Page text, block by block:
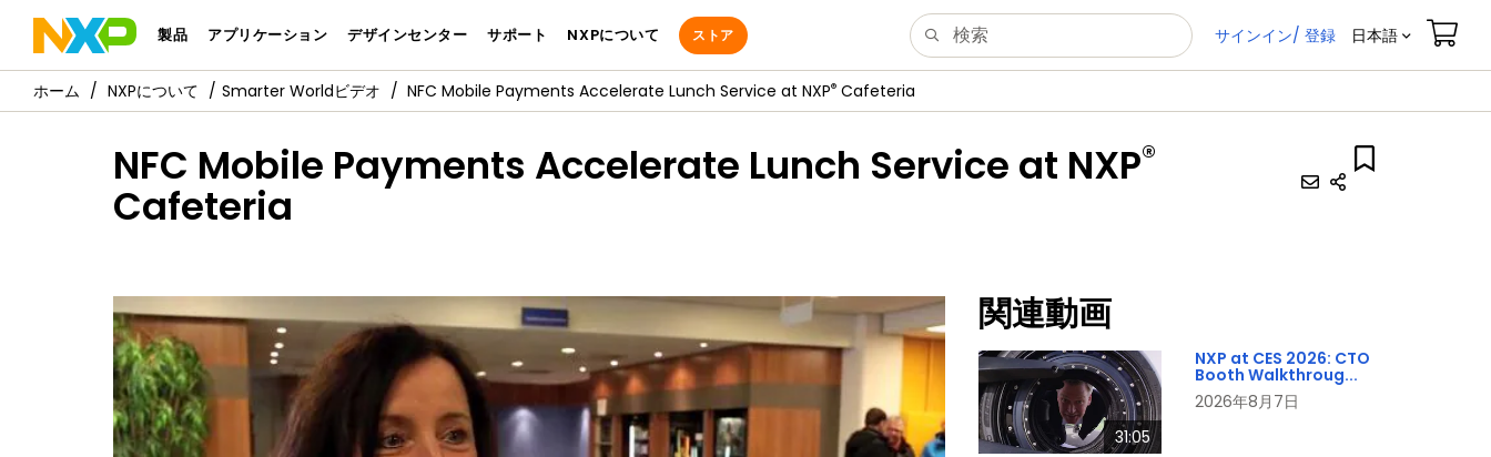
製品 アプリケーション デザインセンター サポート NXPについて ストア サインイン/ 登録 日本語
NXPについて Smarter Worldビデオ NFC Mobile Payments Accelerate Lunch Service at NXP® Cafeteria
NFC Mobile Payments Accelerate Lunch Service at NXP®
Cafeteria
関連動画
31:05
NXP at CES 2026: CTO
Booth Walkthroug...
2026年8月7日